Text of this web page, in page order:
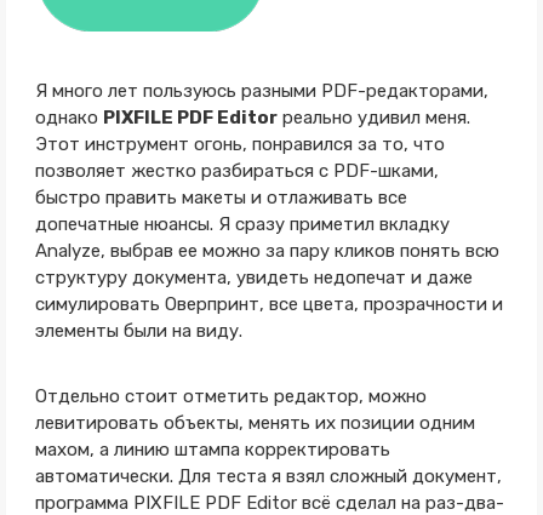
Я много лет пользуюсь разными PDF-редакторами,
однако PIXFILE PDF Editorреально удивил меня.
Этот инструмент огонь, понравился за то, что
позволяет жестко разбираться с PDF-шками,
быстро править макеты и отлаживать все
допечатные нюансы. Я сразу приметил вкладку
Analyze, выбрав ее можно за пару кликов понять всю
структуру документа, увидеть недопечат и даже
симулировать Оверпринт, все цвета, прозрачности и
элементы были на виду.
Отдельно стоит отметить редактор, можно
левитировать объекты, менять их позиции одним
махом, а линию штампа корректировать
автоматически. Для теста я взял сложный документ,
программа PIXFILE PDF Editor всё сделал на раз-два-